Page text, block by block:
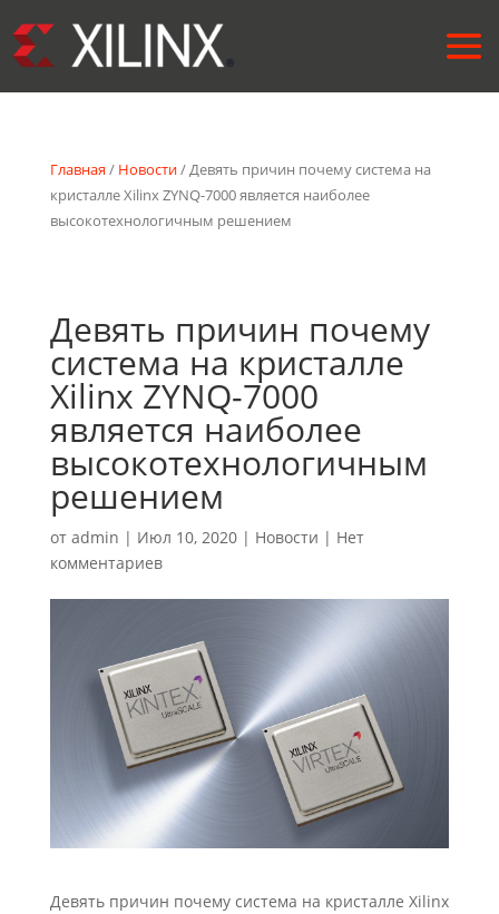
Главная/ Новости/ Девять причин почему система на
кристалле Xilinx ZYNQ-7000 является наиболее
высокотехнологичным решением
Девять причин почему
система на кристалле
Xilinx ZYNQ-7000
является наиболее
высокотехнологичным
решением
от admin | Июл 10, 2020| Новости | Нет
комментариев
Девять причин почему система на кристалле Xilinx